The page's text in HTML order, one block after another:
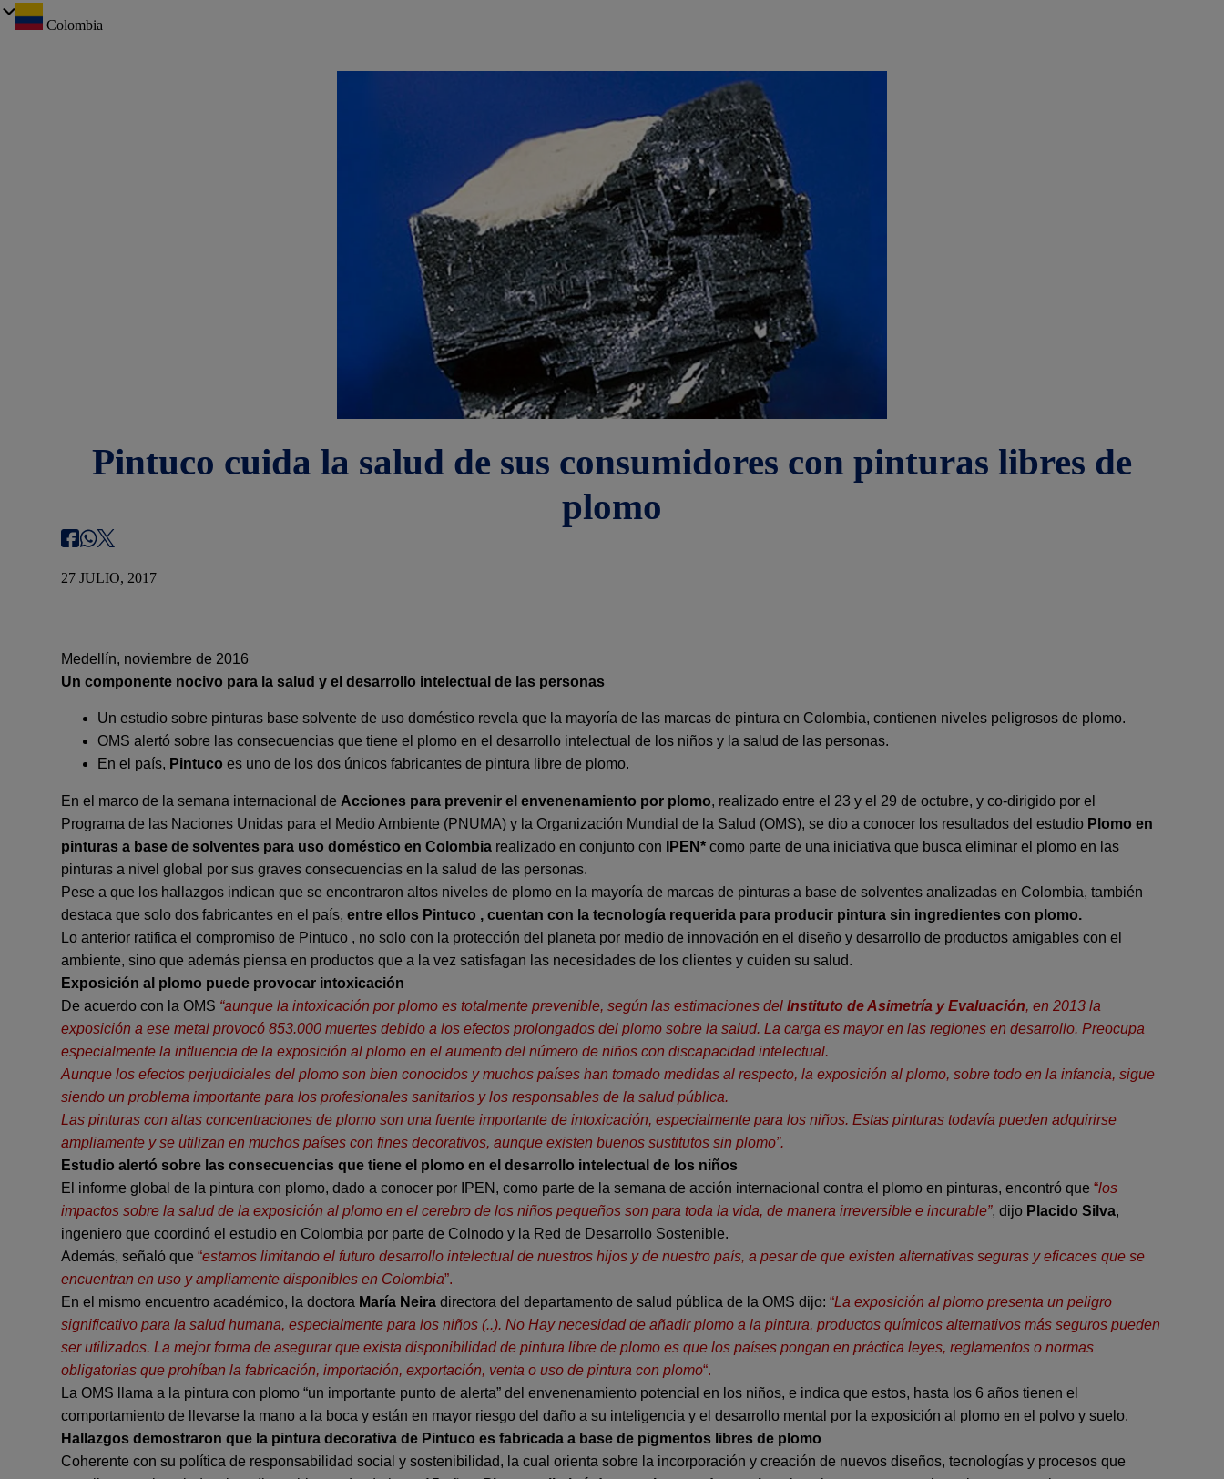
Colombia
Pintuco cuida la salud de sus consumidores con pinturas libres de
plomo
27 JULIO, 2017
Medellín, noviembre de 2016
Un componente nocivo para la salud y el desarrollo intelectual de las personas
Un estudio sobre pinturas base solvente de uso doméstico revela que la mayoría de las marcas de pintura en Colombia, contienen niveles peligrosos de plomo.
OMS alertó sobre las consecuencias que tiene el plomo en el desarrollo intelectual de los niños y la salud de las personas.
En el país, Pintucoes uno de los dos únicos fabricantes de pintura libre de plomo.
En el marco de la semana internacional de Acciones para prevenir el envenenamiento por plomo, realizado entre el 23 y el 29 de octubre, y co-dirigido por el
Programa de las Naciones Unidas para el Medio Ambiente (PNUMA) y la Organización Mundial de la Salud (OMS), se dio a conocer los resultados del estudio Plomo en
pinturas a base de solventes para uso doméstico en Colombia realizado en conjunto con IPEN* como parte de una iniciativa que busca eliminar el plomo en las
pinturas a nivel global por sus graves consecuencias en la salud de las personas.
Pese a que los hallazgos indican que se encontraron altos niveles de plomo en la mayoría de marcas de pinturas a base de solventes analizadas en Colombia, también
destaca que solo dos fabricantes en el país,entre ellos Pintuco , cuentan con la tecnología requerida para producir pintura sin ingredientes con plomo.
Lo anterior ratifica el compromiso de Pintuco , no solo con la protección del planeta por medio de innovación en el diseño y desarrollo de productos amigables con el
ambiente, sino que además piensa en productos que a la vez satisfagan las necesidades de los clientes y cuiden su salud.
Exposición al plomo puede provocar intoxicación
De acuerdo con la OMS “aunque la intoxicación por plomo es totalmente prevenible, según las estimaciones delInstituto de Asimetría y Evaluación, en 2013 la
exposición a ese metal provocó 853.000 muertes debido a los efectos prolongados del plomo sobre la salud. La carga es mayor en las regiones en desarrollo. Preocupa
especialmente la influencia de la exposición al plomo en el aumento del número de niños con discapacidad intelectual.
Aunque los efectos perjudiciales del plomo son bien conocidos y muchos países han tomado medidas al respecto, la exposición al plomo, sobre todo en la infancia, sigue
siendo un problema importante para los profesionales sanitarios y los responsables de la salud pública.
Las pinturas con altas concentraciones de plomo son una fuente importante de intoxicación, especialmente para los niños. Estas pinturas todavía pueden adquirirse
ampliamente y se utilizan en muchos países con fines decorativos, aunque existen buenos sustitutos sin plomo”.
Estudio alertó sobre las consecuencias que tiene el plomo en el desarrollo intelectual de los niños
El informe global de la pintura con plomo, dado a conocer por IPEN, como parte de la semana de acción internacional contra el plomo en pinturas, encontró que“los
impactos sobre la salud de la exposición al plomo en el cerebro de los niños pequeños son para toda la vida, de manera irreversible e incurable”,dijo Placido Silva,
ingeniero que coordinó el estudio en Colombia por parte de Colnodo y la Red de Desarrollo Sostenible.
Además, señaló que“estamos limitando el futuro desarrollo intelectual de nuestros hijos y de nuestro país, a pesar de que existen alternativas seguras y eficaces que se
encuentran en uso y ampliamente disponibles en Colombia”.
En el mismo encuentro académico, la doctora María Neira directora del departamento de salud pública de la OMS dijo: “La exposición al plomo presenta un peligro
significativo para la salud humana, especialmente para los niños (..). No Hay necesidad de añadir plomo a la pintura, productos químicos alternativos más seguros pueden
ser utilizados. La mejor forma de asegurar que exista disponibilidad de pintura libre de plomo es que los países pongan en práctica leyes, reglamentos o normas
obligatorias que prohíban la fabricación, importación, exportación, venta o uso de pintura con plomo“.
La OMS llama a la pintura con plomo “un importante punto de alerta” del envenenamiento potencial en los niños, e indica que estos, hasta los 6 años tienen el
comportamiento de llevarse la mano a la boca y están en mayor riesgo del daño a su inteligencia y el desarrollo mental por la exposición al plomo en el polvo y suelo.
Hallazgos demostraron que la pintura decorativa de Pintuco es fabricada a base de pigmentos libres de plomo
Coherente con su política de responsabilidad social y sostenibilidad, la cual orienta sobre la incorporación y creación de nuevos diseños, tecnologías y procesos que